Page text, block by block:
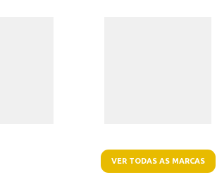
VER TODAS AS MARCAS